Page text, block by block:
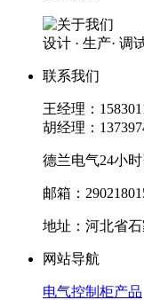
设计 · 生产· 调
联系我们
王经理：
胡经理：
德兰电气24小
邮箱：
地址：河北省
网站导航
电气控制柜产品